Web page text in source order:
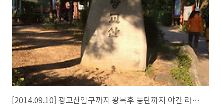
[2014.09.10] 광교산입구까지 왕복후 동탄까지 야간 라이딩